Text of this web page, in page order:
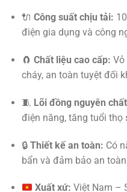
🔌 Công suất chịu tải:
điện gia dụng và công
🧲 Chất liệu cao cấp: Vỏ
cháy, an toàn tuyệt đối
🧵 Lõi đồng nguyên
điện năng, tăng tuổi thọ
🔒 Thiết kế an toàn: Có
bẩn và đảm bảo an
Xuất xứ: Việt Nam –